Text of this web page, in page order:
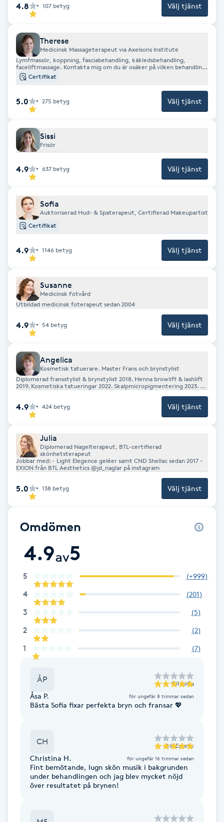
Friskvård
Friskvårdsmassage
Frisör
Funktionsanalys
Färgning
Gel naglar
Gelenaglar
Gellack
Gellack med förstärkning
Gravidmassage
Gravidyoga
Gruppträning
Hatha Yoga
Headspa
Healing
Hollywood Peel
Hot Stone Massage
Hot yoga
Hudföryngring
Hyaluronsyra
Hyperhidros
4.8 107 betyg Välj tjänst
Therese
Medicinsk Massageterapeut via Axelsons Institute
Lymfmassör, koppning, fasciabehandling, käkledsbehandling,
faceliftmassage. Kontakta mig om du är osäker på vilken behandling
Certifikat
5.0 275 betyg Välj tjänst
Sissi
Frisör
4.9 637 betyg Välj tjänst
Sofia
Auktoriserad Hud- & Spaterapeut, Certifierad Makeupartist
Certifikat
4.9 1146 betyg Välj tjänst
Susanne
Medicinsk Fotvård
Utbildad medicinsk foterapeut sedan 2004
4.9 54 betyg Välj tjänst
Angelica
Kosmetisk tatuerare. Master Frans och brynstylist
Diplomerad fransstylist & brynstylist 2018. Henna browlift & lashlift
2019. Kosmetiska tatueringar 2022. Skalpmicropigmentering 2023.
4.9 424 betyg Välj tjänst
Julia
Diplomerad Nagelterapeut, BTL-certifierad
skönhetsterapeut
Jobbar med: - Light Elegence geléer samt CND Shellac sedan 2017 -
EXION från BTL Aesthetics @jd_naglar på instagram
5.0 138 betyg Välj tjänst
Omdömen
4.9av5
5 (+999)
4 (201)
3 (5)
2 (2)
1 (7)
ÅP till Sofia
Åsa P. för ungefär 8 timmar sedan
Bästa Sofia fixar perfekta bryn och fransar 💖
CH till Emelie
Christina H. för ungefär 16 timmar sedan
Fint bemötande, lugn skön musik i bakgrunden
under behandlingen och jag blev mycket nöjd
över resultatet på brynen!